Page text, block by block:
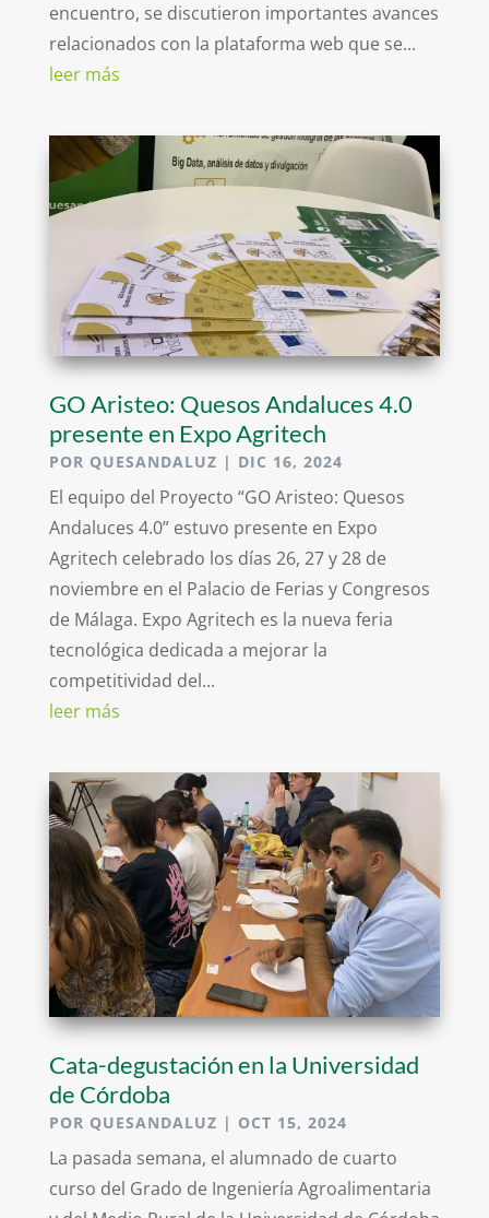
encuentro, se discutieron importantes avances
relacionados con la plataforma web que se...
leer más
GO Aristeo: Quesos Andaluces 4.0
presente en Expo Agritech
POR QUESANDALUZ | DIC 16, 2024
El equipo del Proyecto “GO Aristeo: Quesos
Andaluces 4.0” estuvo presente en Expo
Agritech celebrado los días 26, 27 y 28 de
noviembre en el Palacio de Ferias y Congresos
de Málaga. Expo Agritech es la nueva feria
tecnológica dedicada a mejorar la
competitividad del...
leer más
Cata-degustación en la Universidad
de Córdoba
POR QUESANDALUZ | OCT 15, 2024
La pasada semana, el alumnado de cuarto
curso del Grado de Ingeniería Agroalimentaria